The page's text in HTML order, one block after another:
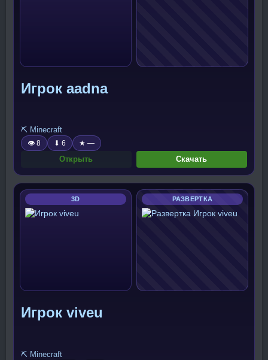
Игрок aadna
⛏️ Minecraft
👁 8 ⬇ 6 ★ —
Открыть Скачать
3D РАЗВЕРТКА
Игрок viveu
⛏️ Minecraft